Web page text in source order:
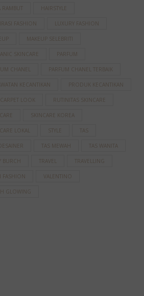
RAMBUT HAIRSTYLE
FASHION LUXURY FASHION
MAKEUP SELEBRITI
SKINCARE PARFUM
CHANEL PARFUM CHANEL TERBAIK
KECANTIKAN PRODUK KECANTIKAN
LOOK RUTINITAS SKINCARE
SKINCARE KOREA
LOKAL STYLE TAS
TAS MEWAH TAS WANITA
BURCH TRAVEL TRAVELLING
FASHION VALENTINO
GLOWING